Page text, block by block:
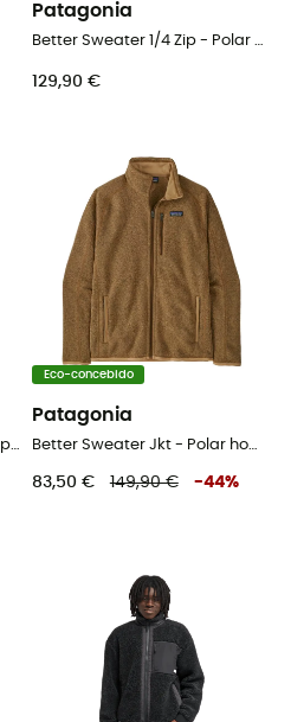
Patagonia
129,90 €
Eco-concebido
Patagonia
83,50 € 149,90 € -44%